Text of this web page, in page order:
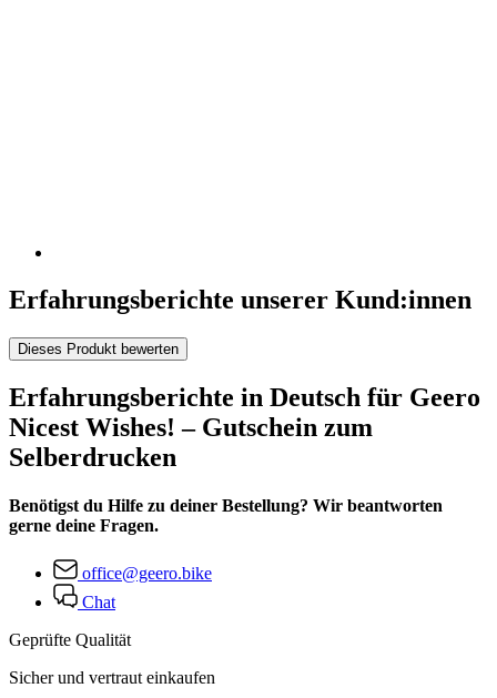
Erfahrungsberichte unserer Kund:innen
Dieses Produkt bewerten
Erfahrungsberichte in Deutsch für Geero
Nicest Wishes! – Gutschein zum
Selberdrucken
Benötigst du Hilfe zu deiner Bestellung? Wir beantworten
gerne deine Fragen.
office@geero.bike
Chat
Geprüfte Qualität
Sicher und vertraut einkaufen